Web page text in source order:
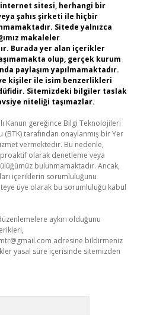
internet sitesi, herhangi bir
şahıs şirketi ile hiçbir
Sitede yalnızca
makaleler
Burada yer alan içerikler
olup, gerçek kurum
paylaşım yapılmamaktadır.
kişiler ile isim benzerlikleri
Sitemizdeki bilgiler taslak
niteliği taşımazlar.
Kanun gereğince Bilgi Teknolojileri
(BTK) tarafından onaylanmış bir Yer
vermektedir. Bu nedenle,
olarak denetleme veya
bulunmamaktadır. Ancak,
içeriklerin sorumluluğunu
üye olarak bu sorumluluğu kabul
aykırı olduğunu
adresine bildirmeniz
yasal süre içerisinde sitemizden